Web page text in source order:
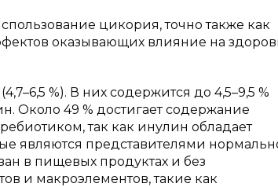
цикория, точно также как
оказывающих влияние на
%). В них содержится до 4,5–9,5 %
Около 49 % достигает содержание
так как инулин обладает
являются представителями
в пищевых продуктах и без
и макроэлементов, такие как